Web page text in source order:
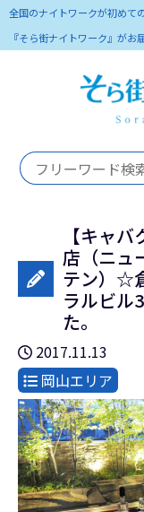
全国のナイトワークが初めて
『そら街ナイトワーク』がお
【キャ
店（ニュ
テン）☆
ラルビル
た。
2017.11.13
岡山エリア